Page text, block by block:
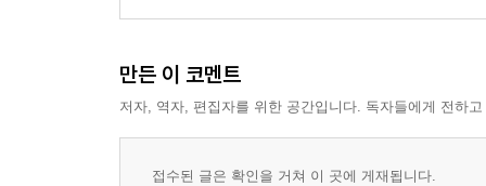
만든 이 코멘트
저자, 역자, 편집자를 위한 공간입니다. 독자들에게 전하
접수된 글은 확인을 거쳐 이 곳에 게재됩니다.